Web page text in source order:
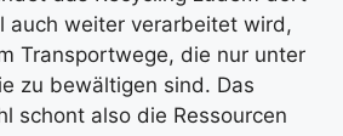
auch weiter verarbeitet wird,
Transportwege, die nur unter
zu bewältigen sind. Das
schont also die Ressourcen